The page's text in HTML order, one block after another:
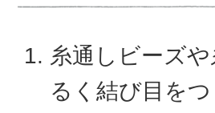
糸通しビーズ
るく結び目を